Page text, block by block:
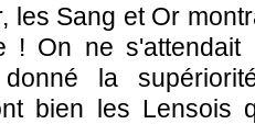
les Sang et Or
! On ne
donné la
bien les Lensois